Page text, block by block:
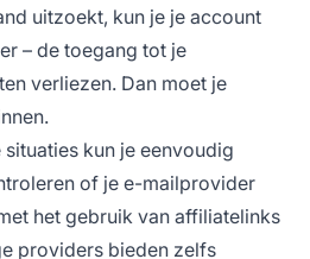
uitzoekt, kun je je account
– de toegang tot je
verliezen. Dan moet je
kun je eenvoudig
of je e-mailprovider
het gebruik van affiliatelinks
providers bieden zelfs